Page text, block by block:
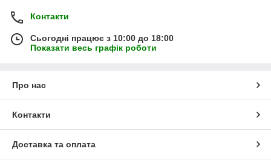
Контакти
Сьогодні працює з 10:00 до 18:00
Показати весь графік роботи
Про нас
Контакти
Доставка та оплата